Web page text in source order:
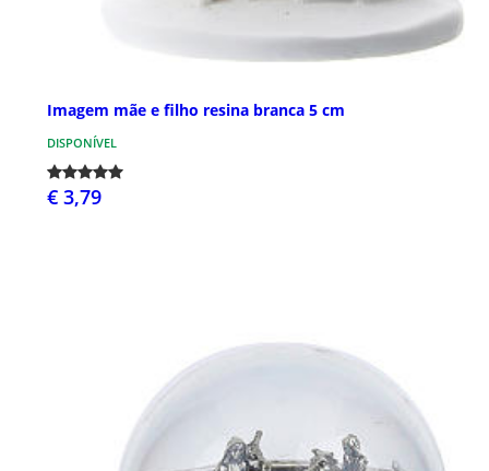
Imagem mãe e filho resina branca 5 cm
DISPONÍVEL
€ 3,79